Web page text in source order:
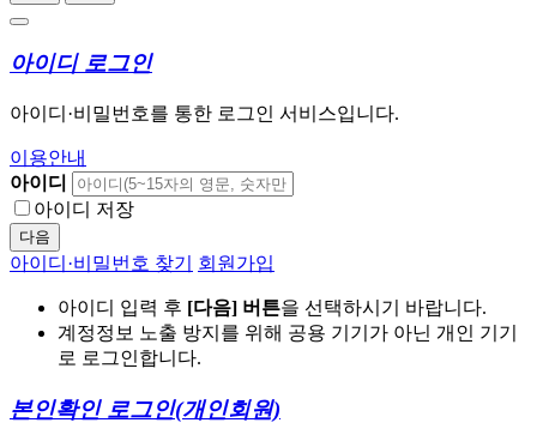
아이디 로그인
아이디·비밀번호를 통한 로그인 서비스입니다.
이용안내
아이디
아이디 저장
다음
아이디·비밀번호 찾기 회원가입
아이디 입력 후 [다음] 버튼을 선택하시기 바랍니다.
계정정보 노출 방지를 위해 공용 기기가 아닌 개인 기기
로 로그인합니다.
본인확인 로그인(개인회원)